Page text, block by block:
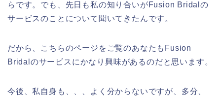
らです。でも、先日も私の知り合いがFusion Bridalの
サービスのことについて聞いてきたんです。
だから、こちらのページをご覧のあなたもFusion
Bridalのサービスにかなり興味があるのだと思います。
今後、私自身も、、、よく分からないですが、多分、